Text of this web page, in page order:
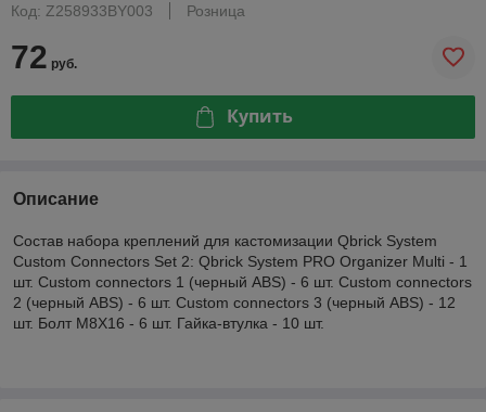
Код: Z258933BY003
Розница
72 руб.
Купить
Описание
Состав набора креплений для кастомизации Qbrick System
Custom Connectors Set 2: Qbrick System PRO Organizer Multi - 1
шт. Custom connectors 1 (черный ABS) - 6 шт. Custom connectors
2 (черный ABS) - 6 шт. Custom connectors 3 (черный ABS) - 12
шт. Болт M8X16 - 6 шт. Гайка-втулка - 10 шт.